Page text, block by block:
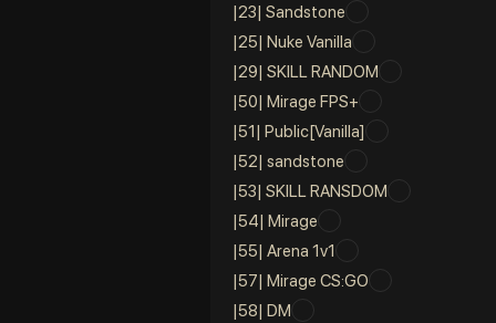
|23| Sandstone
|25| Nuke Vanilla
|29| SKILL RANDOM
|50| Mirage FPS+
|51| Public[Vanilla]
|52| sandstone
|53| SKILL RANSDOM
|54| Mirage
|55| Arena 1v1
|57| Mirage CS:GO
|58| DM